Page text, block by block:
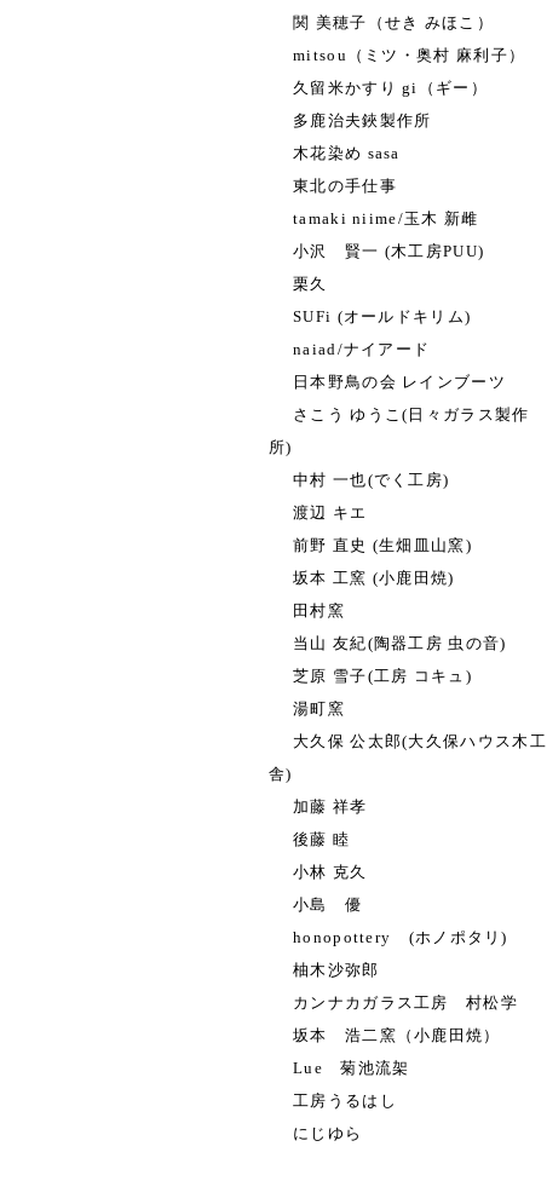
関 美穂子（せき みほこ）
mitsou（ミツ・奥村 麻利子）
久留米かすり gi（ギー）
多鹿治夫鋏製作所
木花染め sasa
東北の手仕事
tamaki niime/玉木 新雌
小沢 賢一 (木工房PUU)
栗久
SUFi (オールドキリム)
naiad/ナイアード
日本野鳥の会 レインブーツ
さこう ゆうこ(日々ガラス製作
所)
中村 一也(でく工房)
渡辺 キエ
前野 直史 (生畑皿山窯)
坂本 工窯 (小鹿田焼)
田村窯
当山 友紀(陶器工房 虫の音)
芝原 雪子(工房 コキュ)
湯町窯
大久保 公太郎(大久保ハウス木工
舎)
加藤 祥孝
後藤 睦
小林 克久
小島 優
honopottery (ホノポタリ)
柚木沙弥郎
カンナカガラス工房 村松学
坂本 浩二窯（小鹿田焼）
Lue 菊池流架
工房うるはし
にじゆら